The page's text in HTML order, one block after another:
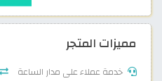
مميزات المتجر
خدمة عملاء على مدار الساعة